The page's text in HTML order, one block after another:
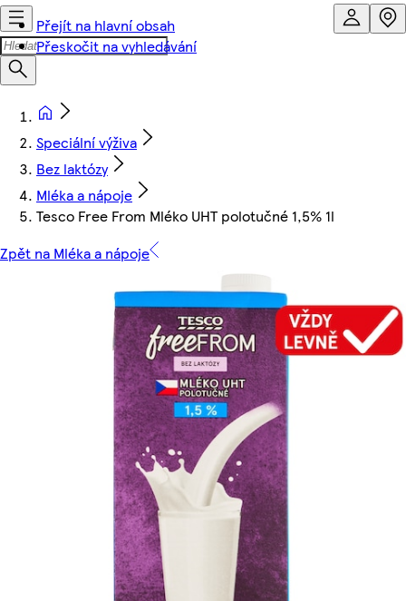
Přejít na hlavní obsah
Přeskočit na vyhledávání
Speciální výživa
Bez laktózy
Mléka a nápoje
Tesco Free From Mléko UHT polotučné 1,5% 1l
Zpět na Mléka a nápoje